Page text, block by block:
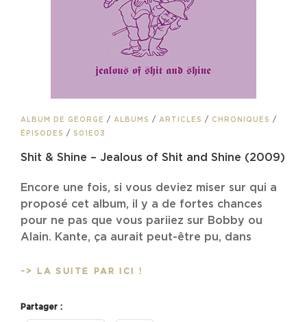
CAT
LINKS
ALBUM DE GEORGE / ALBUMS / ARTICLES / CHRONIQUES /
ÉPISODES / S01E03
Shit & Shine – Jealous of Shit and Shine (2009)
Encore une fois, si vous deviez miser sur qui a
proposé cet album, il y a de fortes chances
pour ne pas que vous pariiez sur Bobby ou
Alain. Kante, ça aurait peut-être pu, dans
-> LA SUITE PAR ICI !
Partager :